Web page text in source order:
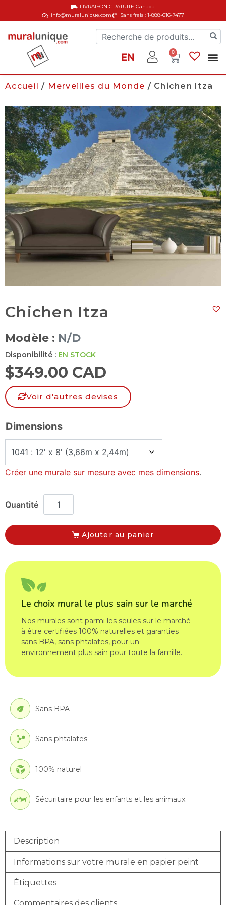
info@muralunique.com Sans frais : 1-888-616-7477
LIVRAISON GRATUITECanada
EN 0
Accueil / Merveilles du Monde / Chichen Itza
Chichen Itza
Modèle : N/D
Disponibilité : EN STOCK
$349.00 CAD
Voir d'autres devises
Dimensions
Créer une murale sur mesure avec mes dimensions.
Ajouter au panier
Le choix mural le plus sain sur le marché
Nos murales sont parmi les seules sur le marché
à être certifiées 100% naturelles et garanties
sans BPA, sans phtalates, pour un
environnement plus sain pour toute la famille.
Sans BPA
Sans phtalates
100% naturel
Sécuritaire pour les enfants et les animaux
Description
Informations sur votre murale en papier peint
Étiquettes